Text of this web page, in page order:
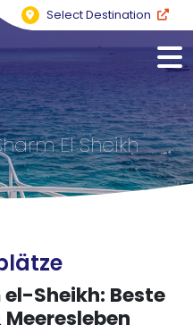
Select Destination
El Sheikh
Sheikh: Beste